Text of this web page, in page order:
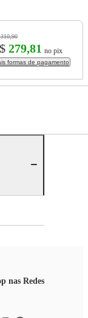
279,81 no pix
formas de pagamento
nas Redes